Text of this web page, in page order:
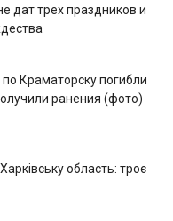
дат трех праздников и
Краматорску погибли
ранения (фото)
область: троє